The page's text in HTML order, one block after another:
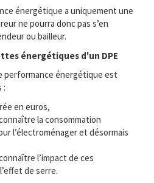
énergétique a uniquement une
ne pourra donc pas s’en
ou bailleur.
énergétiques d'un DPE
performance énergétique est
:
en euros,
la consommation
l’électroménager et désormais
l’impact de ces
de serre.